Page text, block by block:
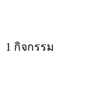
1 กิจกรรม